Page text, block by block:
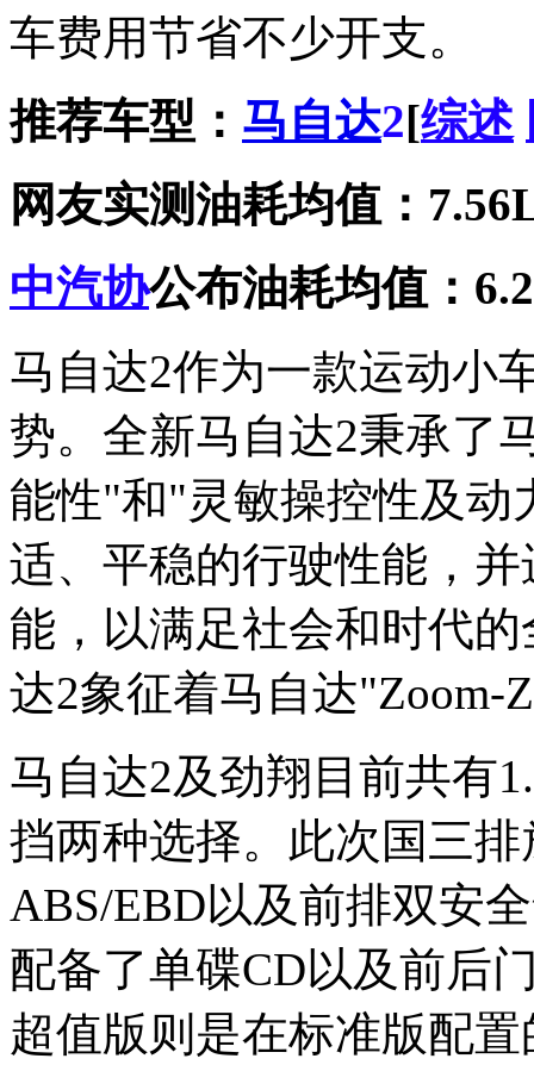
车费用节省不少开支。
推荐车型： 马自达2[综述
网友实测油耗均值：
中汽协公布油耗均值：
马自达2作为一款运动小
势。全新马自达2秉承了
能性"和"灵敏操控性及动
适、平稳的行驶性能，
能，以满足社会和时代
达2象征着马自达"Zoom-
马自达2及劲翔目前共有
挡两种选择。此次国三
ABS/EBD以及前排双安
配备了单碟CD以及前后
超值版则是在标准版配